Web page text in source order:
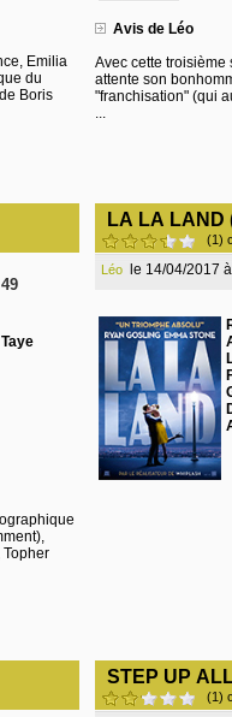
Emilia
du
Boris
Avis de Léo
Avec cette troisième
attente son
"franchisation" (qui
...
49
Topher
LA LA LAND
(1)
Léo le 14/04/2017
STEP UP
(1)